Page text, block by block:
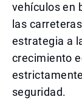
vehículos en
las
estrategia a
crecimiento
seguridad.